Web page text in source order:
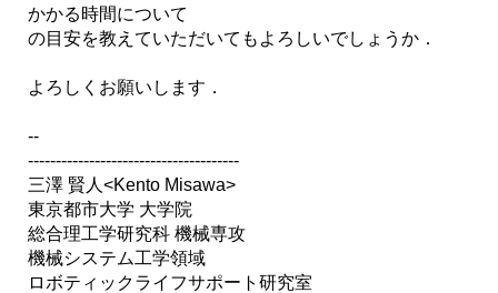
かかる時間について
の目安を教えていただいてもよろしいでしょうか．
よろしくお願いします．
--
--------------------------------------
三澤 賢人<Kento Misawa>
東京都市大学 大学院
総合理工学研究科 機械専攻
機械システム工学領域
ロボティックライフサポート研究室